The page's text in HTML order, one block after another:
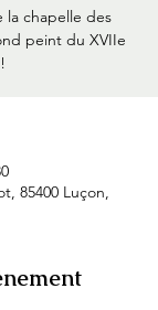
la chapelle des
peint du XVIIe
85400 Luçon,